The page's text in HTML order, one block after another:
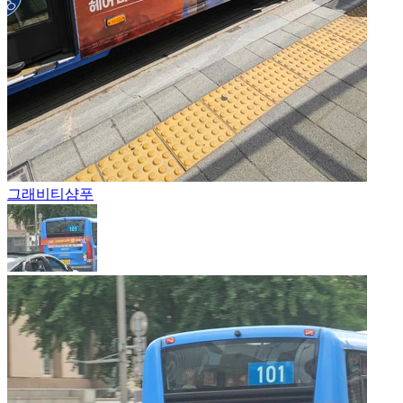
그래비티 샴푸